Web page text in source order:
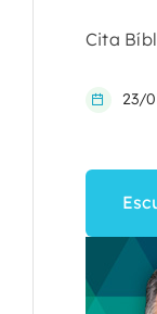
Cita
23/